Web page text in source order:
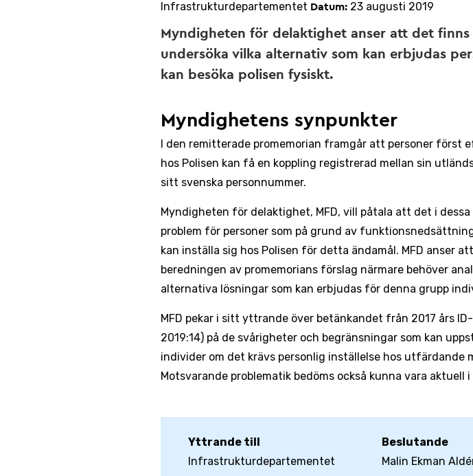
Infrastrukturdepartementet Datum: 23 augusti 2019
Myndigheten för delaktighet anser att det
undersöka vilka alternativ som kan erbjudas
kan besöka polisen fysiskt.
Myndighetens synpunkter
I den remitterade promemorian framgår att personer först
hos Polisen kan få en koppling registrerad mellan sin
sitt svenska personnummer.
Myndigheten för delaktighet, MFD, vill påtala att det i
problem för personer som på grund av
kan inställa sig hos Polisen för detta ändamål. MFD anser
beredningen av promemorians förslag närmare behöver
alternativa lösningar som kan erbjudas för denna grupp
MFD pekar i sitt yttrande över betänkandet från 2017 års
2019:14) på de svårigheter och begränsningar som kan
individer om det krävs personlig inställelse hos utfärdande
Motsvarande problematik bedöms också kunna vara aktuell
Yttrande till
Infrastrukturdepartementet
Beslutande
Malin Ekman